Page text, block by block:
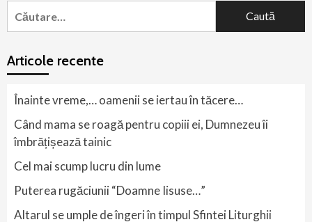
după:
Articole recente
Înainte vreme,… oamenii se iertau în tăcere…
Când mama se roagă pentru copiii ei, Dumnezeu îi
îmbrățișează tainic
Cel mai scump lucru din lume
Puterea rugăciunii “Doamne Iisuse…”
Altarul se umple de îngeri în timpul Sfintei Liturghii